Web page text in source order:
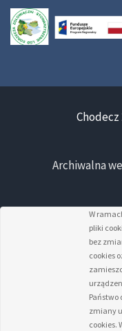
Chodecz
Archiwalna
W
pliki
bez
cookies
Państwo
zmiany
cookies.